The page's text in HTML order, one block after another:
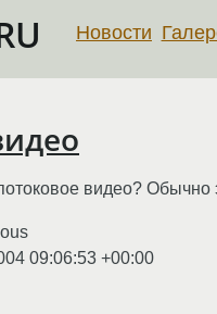
Новости
видео?
09:06:53 +00:00